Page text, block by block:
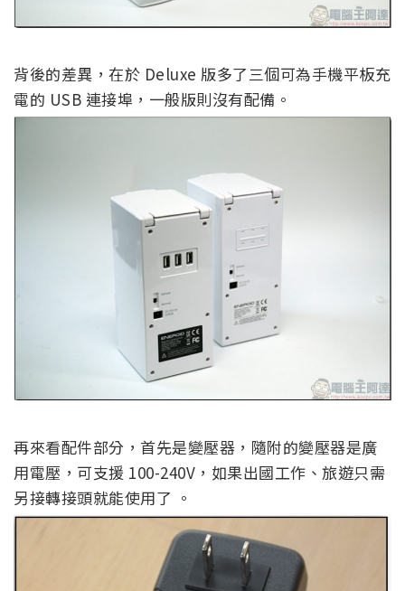
背後的差異，在於 Deluxe 版多了三個可為手機平板充
電的 USB 連接埠，一般版則沒有配備。
再來看配件部分，首先是變壓器，隨附的變壓器是廣
用電壓，可支援 100-240V，如果出國工作、旅遊只需
另接轉接頭就能使用了 。